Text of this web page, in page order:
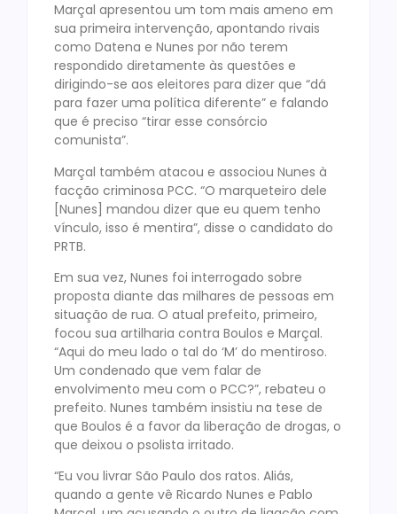
Marçal apresentou um tom mais ameno em
sua primeira intervenção, apontando rivais
como Datena e Nunes por não terem
respondido diretamente às questões e
dirigindo-se aos eleitores para dizer que “dá
para fazer uma política diferente” e falando
que é preciso “tirar esse consórcio
comunista”.
Marçal também atacou e associou Nunes à
facção criminosa PCC. “O marqueteiro dele
[Nunes] mandou dizer que eu quem tenho
vínculo, isso é mentira”, disse o candidato do
PRTB.
Em sua vez, Nunes foi interrogado sobre
proposta diante das milhares de pessoas em
situação de rua. O atual prefeito, primeiro,
focou sua artilharia contra Boulos e Marçal.
“Aqui do meu lado o tal do ‘M’ do mentiroso.
Um condenado que vem falar de
envolvimento meu com o PCC?”, rebateu o
prefeito. Nunes também insistiu na tese de
que Boulos é a favor da liberação de drogas, o
que deixou o psolista irritado.
“Eu vou livrar São Paulo dos ratos. Aliás,
quando a gente vê Ricardo Nunes e Pablo